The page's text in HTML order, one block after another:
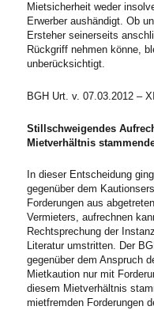
Mietsicherheit weder
Erwerber aushändigt. Ob
Ersteher seinerseits
Rückgriff nehmen könne,
unberücksichtigt.
BGH Urt. v. 07.03.2012 –
Stillschweigendes
Mietverhältnis
In dieser Entscheidung
gegenüber dem
Forderungen aus
Vermieters, aufrechnen
Rechtsprechung der
Literatur umstritten. Der
gegenüber dem Anspruch
Mietkaution nur mit
diesem Mietverhältnis
mietfremden Forderungen